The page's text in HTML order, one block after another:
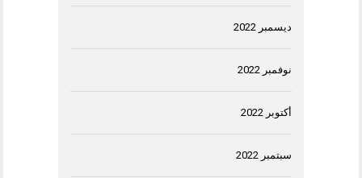
ديسمبر 2022
نوفمبر 2022
أكتوبر 2022
سبتمبر 2022